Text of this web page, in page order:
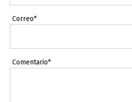
Correo*
Comentario*